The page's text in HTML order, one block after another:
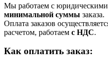
Мы работаем с
минимальной суммы заказа.
Оплата заказов
расчетом, работаем с НДС.
Как оплатить заказ: